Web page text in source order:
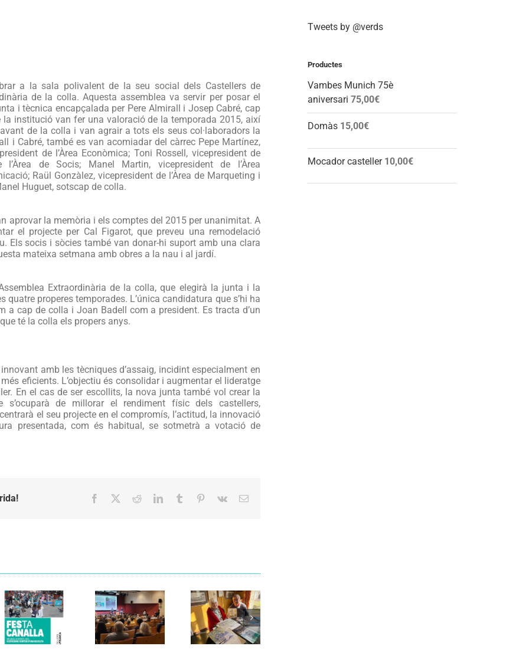
a la sala polivalent de la seu social dels Castellers de
de la colla. Aquesta assemblea va servir per posar el
i tècnica encapçalada per Pere Almirall i Josep Cabré, cap
institució van fer una valoració de la temporada 2015, així
de la colla i van agrair a tots els seus col·laboradors la
i Cabré, també es van acomiadar del càrrec Pepe Martínez,
de l’Àrea Econòmica; Toni Rossell, vicepresident de
l’Àrea de Socis; Manel Martin, vicepresident de l’Àrea
Raül Gonzàlez, vicepresident de l’Àrea de Marqueting i
Huguet, sotscap de colla.
aprovar la memòria i els comptes del 2015 per unanimitat. A
el projecte per Cal Figarot, que preveu una remodelació
Els socis i sòcies també van donar-hi suport amb una clara
mateixa setmana amb obres a la nau i al jardí.
Extraordinària de la colla, que elegirà la junta i la
properes temporades. L’única candidatura que s’hi ha
a cap de colla i Joan Badell com a president. Es tracta d’un
té la colla els propers anys.
amb les tècniques d’assaig, incidint especialment en
eficients. L’objectiu és consolidar i augmentar el lideratge
En el cas de ser escollits, la nova junta també vol crear la
s’ocuparà de millorar el rendiment físic dels castellers,
el seu projecte en el compromís, l’actitud, la innovació
presentada, com és habitual, se sotmetrà a votació de
Facebook RedditLinkedInTumblr Pinterest
Vk Email:
Cal Figarot
lidera el
primer
d’energia
comunitària
Els Verds
presenten el
llibre
“Petita
història
dels
Tweets by @verds
Productes
Vambes Munich 75è
aniversari 75,00€
Domàs 15,00€
Mocador casteller 10,00€